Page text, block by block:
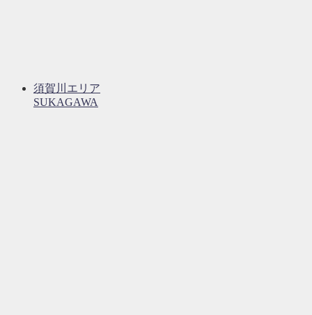
須賀川エリア
SUKAGAWA